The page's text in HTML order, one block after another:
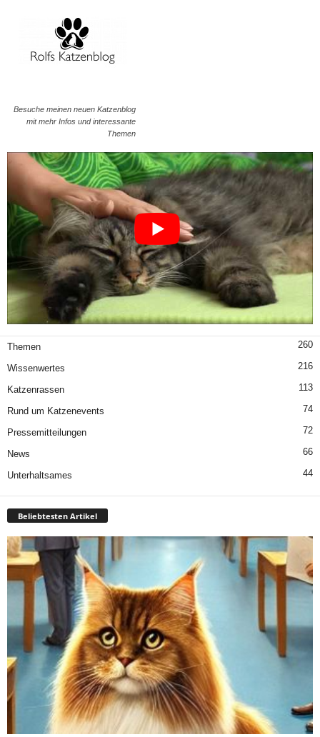
Besuche meinen neuen Katzenblog
mit mehr Infos und interessante
Themen
Themen 260
Wissenwertes 216
Katzenrassen 113
Rund um Katzenevents 74
Pressemitteilungen 72
News 66
Unterhaltsames 44
Beliebtesten Artikel